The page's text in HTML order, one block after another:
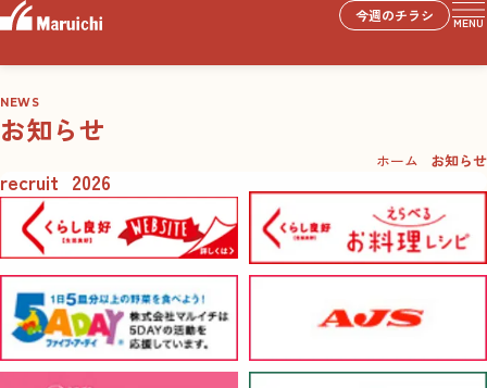
今週のチラシ MENU
NEWS
お知らせ
ホーム お知らせ
recruit_2026